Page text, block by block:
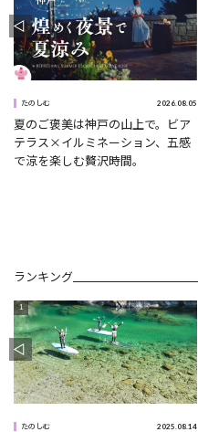
たのしむ 2026.08.05
夏のご褒美は神戸の山上で。ビア
テラス×イルミネーション、五感
で涼を楽しむ贅沢時間。
ランキング
たのしむ 2025.08.14